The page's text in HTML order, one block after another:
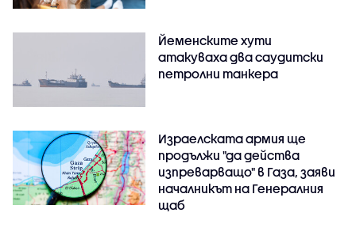
Йеменските хути
атакуваха два саудитски
петролни танкера
Израелската армия ще
продължи "да действа
изпреварващо" в Газа, заяви
началникът на Генералния
щаб